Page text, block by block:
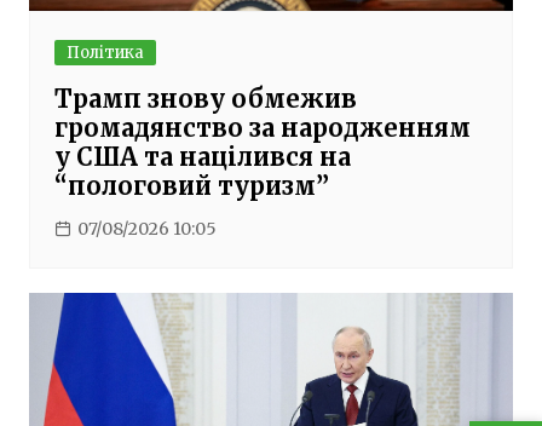
Політика
Трамп знову обмежив
громадянство за народженням
у США та націлився на
“пологовий туризм”
07/08/2026 10:05